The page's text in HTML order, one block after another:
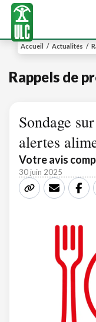
Accueil / Actualités /
Rappels de
Sondage
alertes
Votre avis
30 juin 2025